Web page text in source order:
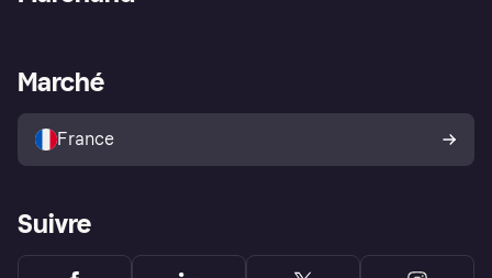
Explorez les magasins
Politique de protection de
l’acheteur Klarna
Portail Marchand
Marché
France
Suivre